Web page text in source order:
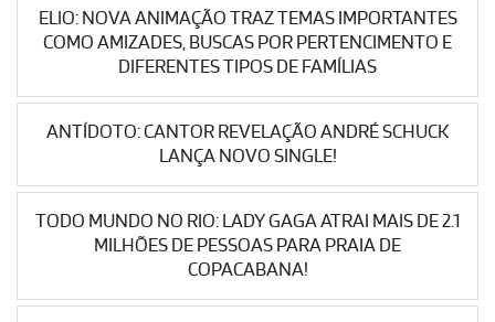
ELIO: NOVA ANIMAÇÃO TRAZ TEMAS IMPORTANTES
COMO AMIZADES, BUSCAS POR PERTENCIMENTO E
DIFERENTES TIPOS DE FAMÍLIAS
ANTÍDOTO: CANTOR REVELAÇÃO ANDRÉ SCHUCK
LANÇA NOVO SINGLE!
TODO MUNDO NO RIO: LADY GAGA ATRAI MAIS DE 2.1
MILHÕES DE PESSOAS PARA PRAIA DE
COPACABANA!